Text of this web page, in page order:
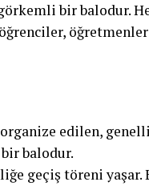
bir balodur.
edilen,
balodur.
geçiş töreni